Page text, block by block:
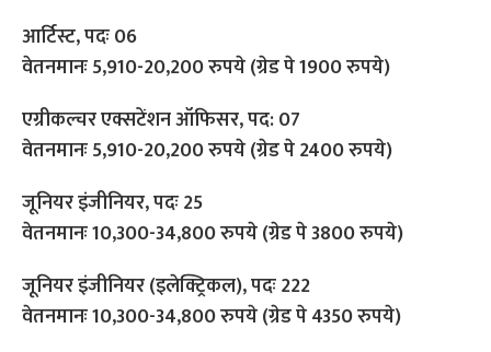
आर्टिस्ट, पदः 06
वेतनमानः 5,910-20,200 रुपये (ग्रेड पे 1900 रुपये)
एग्रीकल्चर एक्सटेंशन ऑफिसर, पद: 07
वेतनमानः 5,910-20,200 रुपये (ग्रेड पे 2400 रुपये)
जूनियर इंजीनियर, पदः 25
वेतनमानः 10,300-34,800 रुपये (ग्रेड पे 3800 रुपये)
जूनियर इंजीनियर (इलेक्ट्रिकल), पदः 222
वेतनमानः 10,300-34,800 रुपये (ग्रेड पे 4350 रुपये)